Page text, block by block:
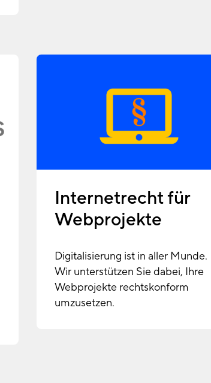
Internetrecht für
Webprojekte
Digitalisierung ist in aller Munde.
Wir unterstützen Sie dabei, Ihre
Webprojekte rechtskonform
umzusetzen.